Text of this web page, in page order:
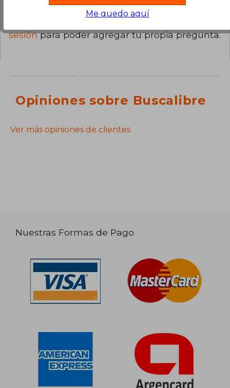
sesiónpara poder agregar tu propia pregunta.
Opiniones sobre Buscalibre
Ver más opiniones de clientes
Nuestras Formas de Pago
Me quedo aquí